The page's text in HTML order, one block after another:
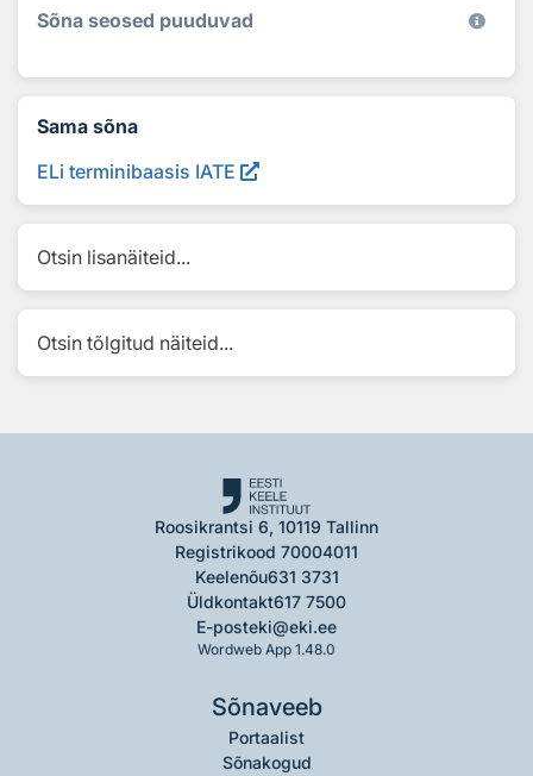
Sõna seosed puuduvad
Sama sõna
ELi terminibaasis IATE
Otsin lisanäiteid...
Otsin tõlgitud näiteid...
Roosikrantsi 6, 10119 Tallinn
Registrikood 70004011
Keelenõu631 3731
Üldkontakt617 7500
E-posteki@eki.ee
Wordweb App 1.48.0
Sõnaveeb
Portaalist
Sõnakogud